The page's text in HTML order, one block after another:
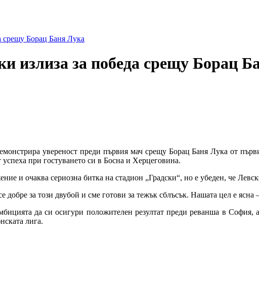
резултати и коментари
срещу Борац Баня Лука
излиза за победа срещу Борац
увереност преди първия мач срещу Борац Баня Лука от
при гостуването си в Босна и Херцеговина.
и очаква сериозна битка на стадион „Градски“, но е убеден, че
за този двубой и сме готови за тежък сблъсък. Нашата цел е
да си осигури положителен резултат преди реванша в
лига.